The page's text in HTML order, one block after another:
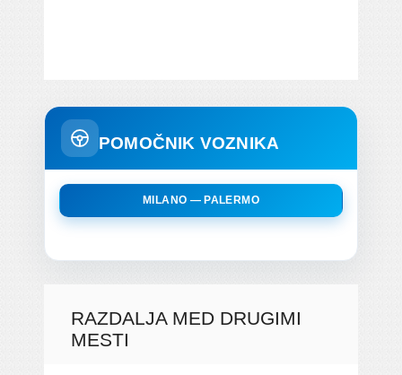
POMOČNIK VOZNIKA
MILANO — PALERMO
RAZDALJA MED DRUGIMI
MESTI